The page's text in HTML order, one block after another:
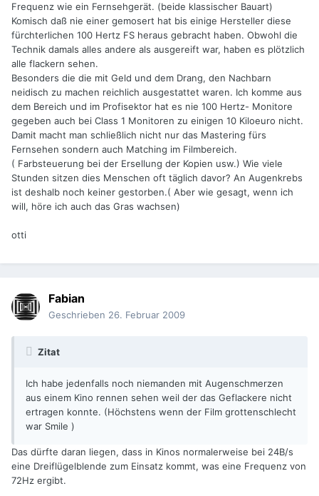
Frequenz wie ein Fernsehgerät. (beide klassischer Bauart)
Komisch daß nie einer gemosert hat bis einige Hersteller diese
fürchterlichen 100 Hertz FS heraus gebracht haben. Obwohl die
Technik damals alles andere als ausgereift war, haben es plötzlich
alle flackern sehen.
Besonders die die mit Geld und dem Drang, den Nachbarn
neidisch zu machen reichlich ausgestattet waren. Ich komme aus
dem Bereich und im Profisektor hat es nie 100 Hertz- Monitore
gegeben auch bei Class 1 Monitoren zu einigen 10 Kiloeuro nicht.
Damit macht man schließlich nicht nur das Mastering fürs
Fernsehen sondern auch Matching im Filmbereich.
( Farbsteuerung bei der Ersellung der Kopien usw.) Wie viele
Stunden sitzen dies Menschen oft täglich davor? An Augenkrebs
ist deshalb noch keiner gestorben.( Aber wie gesagt, wenn ich
will, höre ich auch das Gras wachsen)
otti
Fabian
Geschrieben 26. Februar 2009
Zitat
Ich habe jedenfalls noch niemanden mit Augenschmerzen
aus einem Kino rennen sehen weil der das Geflackere nicht
ertragen konnte. (Höchstens wenn der Film grottenschlecht
war Smile )
Das dürfte daran liegen, dass in Kinos normalerweise bei 24B/s
eine Dreiflügelblende zum Einsatz kommt, was eine Frequenz von
72Hz ergibt.